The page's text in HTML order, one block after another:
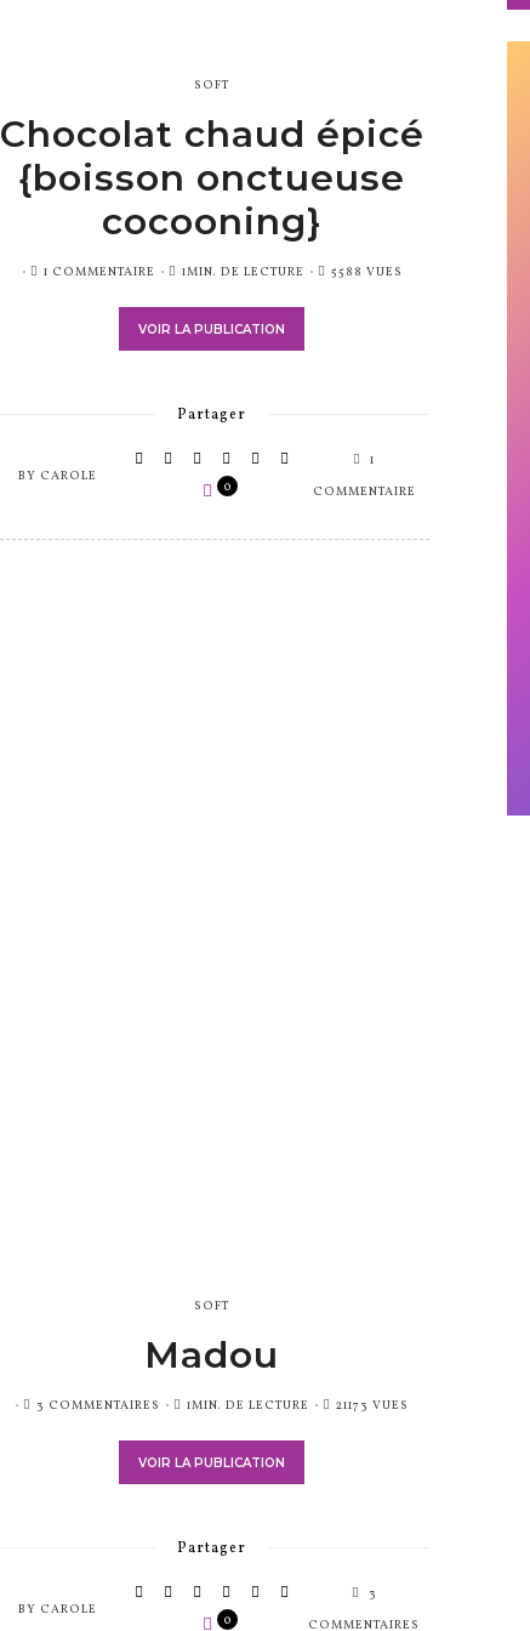
SOFT
Chocolat chaud épicé
{boisson onctueuse
cocooning}
PUBLIÉ1 COMMENTAIRE 1MIN. DE LECTURE 5588 VUES
VOIR LA PUBLICATION
Partager
BY CAROLE
0
1
COMMENTAIRE
SOFT
Madou
PUBLIÉ3 COMMENTAIRES 1MIN. DE LECTURE 21173 VUES
VOIR LA PUBLICATION
Partager
BY CAROLE
0
3
COMMENTAIRES